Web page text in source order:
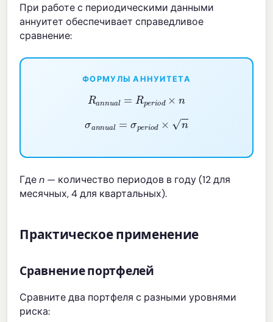
При работе с периодическими данными
аннуитет обеспечивает справедливое
сравнение:
ФОРМУЛЫ АННУИТЕТА
Ra al= Rp r o d×n
n
Гдеn — количество периодов в году (12 для
месячных, 4 для квартальных).
Практическое применение
Сравнение портфелей
Сравните два портфеля с разными уровнями
риска: